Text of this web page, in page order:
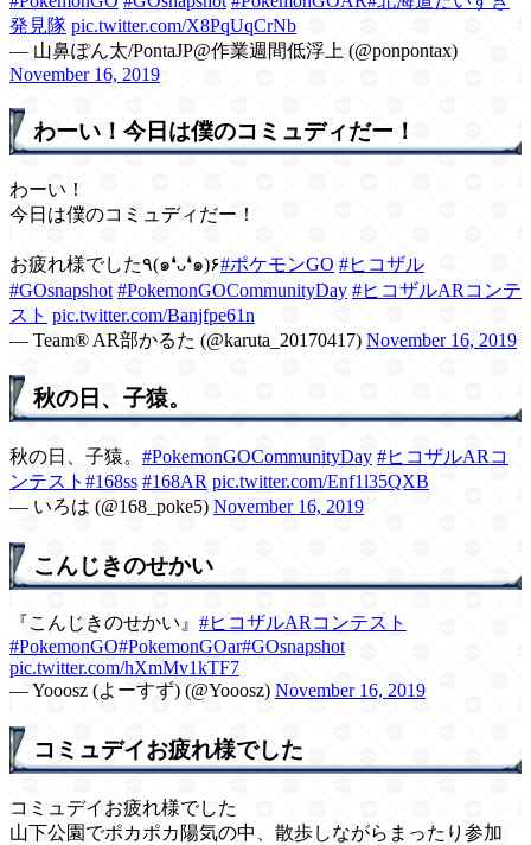
発見隊 pic.twitter.com/X8PqUqCrNb
— 山鼻ぽん太/PontaJP@作業週間低浮上 (@ponpontax)
November 16, 2019
わーい！今日は僕のコミュディだー！
わーい！
今日は僕のコミュディだー！
お疲れ様でした٩(๑❛ᴗ❛๑)۶#ポケモンGO #ヒコザル
#GOsnapshot #PokemonGOCommunityDay #ヒコザルARコンテ
スト pic.twitter.com/Banjfpe61n
— Team®️ AR部かるた (@karuta_20170417) November 16, 2019
秋の日、子猿。
秋の日、子猿。 #PokemonGOCommunityDay #ヒコザルARコ
ンテスト #168ss #168AR pic.twitter.com/Enf1l35QXB
— いろは (@168_poke5) November 16, 2019
こんじきのせかい
『こんじきのせかい』 #ヒコザルARコンテスト
#PokemonGO#PokemonGOar#GOsnapshot
pic.twitter.com/hXmMv1kTF7
— Yooosz (よーすず) (@Yooosz) November 16, 2019
コミュデイお疲れ様でした
コミュデイお疲れ様でした
山下公園でポカポカ陽気の中、散歩しながらまったり参加